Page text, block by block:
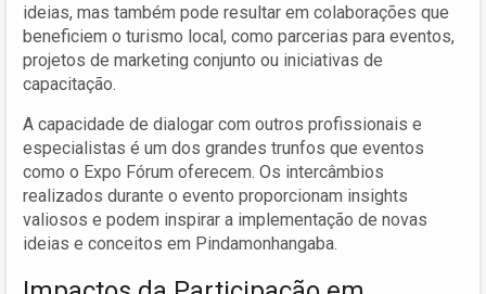
ideias, mas também pode resultar em colaborações que
beneficiem o turismo local, como parcerias para eventos,
projetos de marketing conjunto ou iniciativas de
capacitação.
A capacidade de dialogar com outros profissionais e
especialistas é um dos grandes trunfos que eventos
como o Expo Fórum oferecem. Os intercâmbios
realizados durante o evento proporcionam insights
valiosos e podem inspirar a implementação de novas
ideias e conceitos em Pindamonhangaba.